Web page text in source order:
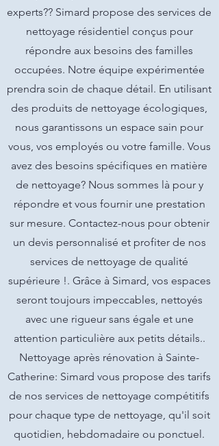
experts?? Simard propose des services de
nettoyage résidentiel conçus pour
répondre aux besoins des familles
occupées. Notre équipe expérimentée
prendra soin de chaque détail. En utilisant
des produits de nettoyage écologiques,
nous garantissons un espace sain pour
vous, vos employés ou votre famille. Vous
avez des besoins spécifiques en matière
de nettoyage? Nous sommes là pour y
répondre et vous fournir une prestation
sur mesure. Contactez-nous pour obtenir
un devis personnalisé et profiter de nos
services de nettoyage de qualité
supérieure !. Grâce à Simard, vos espaces
seront toujours impeccables, nettoyés
avec une rigueur sans égale et une
attention particulière aux petits détails..
Nettoyage après rénovation à Sainte-
Catherine: Simard vous propose des tarifs
de nos services de nettoyage compétitifs
pour chaque type de nettoyage, qu'il soit
quotidien, hebdomadaire ou ponctuel.